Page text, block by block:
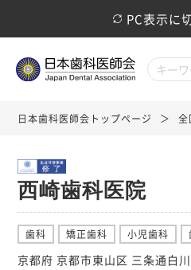
PC表示に
日本歯科医師会トップページ 全
西崎歯科医院
歯科 矯正歯科 小児歯科
京都府 京都市東山区 三条通白